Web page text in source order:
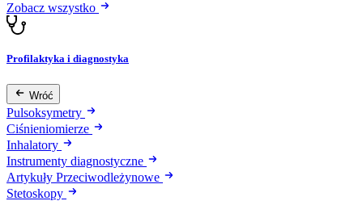
Zobacz wszystko
Profilaktyka i diagnostyka
Wróć
Pulsoksymetry
Ciśnieniomierze
Inhalatory
Instrumenty diagnostyczne
Artykuły Przeciwodleżynowe
Stetoskopy